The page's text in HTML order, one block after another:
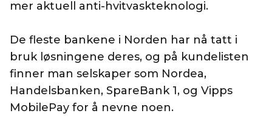
mer aktuell anti-hvitvaskteknologi.
De fleste bankene i Norden har nå tatt i
bruk løsningene deres, og på kundelisten
finner man selskaper som Nordea,
Handelsbanken, SpareBank 1, og Vipps
MobilePay for å nevne noen.